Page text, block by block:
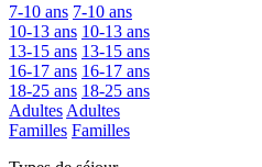
7-10 ans 7-10 ans
10-13 ans 10-13 ans
13-15 ans 13-15 ans
16-17 ans 16-17 ans
18-25 ans 18-25 ans
Adultes Adultes
Familles Familles